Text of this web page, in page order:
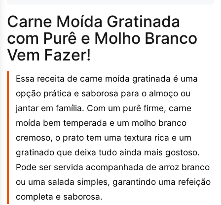
Carne Moída Gratinada
com Purê e Molho Branco
Vem Fazer!
Essa receita de carne moída gratinada é uma
opção prática e saborosa para o almoço ou
jantar em família. Com um purê firme, carne
moída bem temperada e um molho branco
cremoso, o prato tem uma textura rica e um
gratinado que deixa tudo ainda mais gostoso.
Pode ser servida acompanhada de arroz branco
ou uma salada simples, garantindo uma refeição
completa e saborosa.